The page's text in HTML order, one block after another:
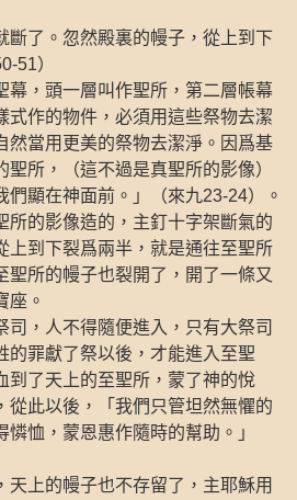
斷了。忽然殿裏的幔子，從上到下
51）
幕，頭一層叫作聖所，第二層帳幕
式作的物件，必須用這些祭物去潔
然當用更美的祭物去潔淨。因爲基
所，（這不過是真聖所的影像）
們顯在神面前。」（來九23-24）。
所的影像造的，主釘十字架斷氣的
上到下裂爲兩半，就是通往至聖所
聖所的幔子也裂開了，開了一條又
座。
司，人不得隨便進入，只有大祭司
的罪獻了祭以後，才能進入至聖
到了天上的至聖所，蒙了神的悅
從此以後，「我們只管坦然無懼的
恤，蒙恩惠作隨時的幫助。」
天上的幔子也不存留了，主耶穌用